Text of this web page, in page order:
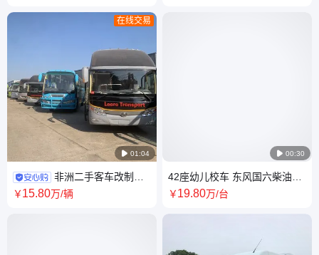
 01:04
在线交易
非洲二手客车改制工
厂 右舵 推拉窗 45-63座大巴 国
￥15.80万/辆
 00:30
42座幼儿校车 东风国六柴油版
点对点接送小朋友 玻璃
￥19.80万/台